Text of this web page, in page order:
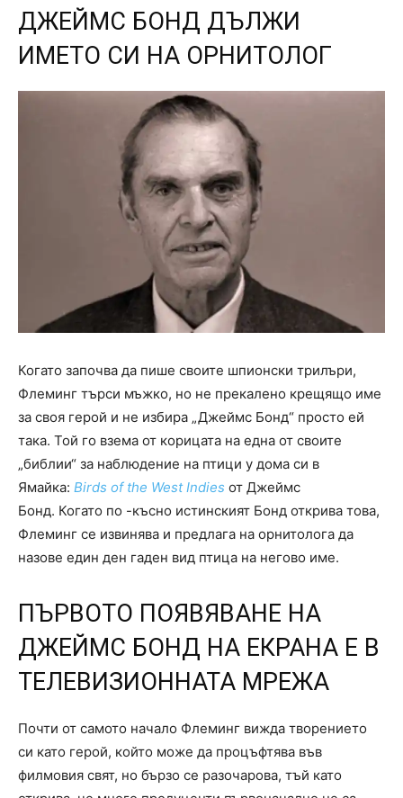
ДЖЕЙМС БОНД ДЪЛЖИ
ИМЕТО СИ НА ОРНИТОЛОГ
Когато започва да пише своите шпионски трилъри,
Флеминг търси мъжко, но не прекалено крещящо име
за своя герой и не избира „Джеймс Бонд“ просто ей
така. Той го взема от корицата на една от своите
„библии“ за наблюдение на птици у дома си в
Ямайка: Birds of the West Indies от Джеймс
Бонд. Когато по -късно истинският Бонд открива това,
Флеминг се извинява и предлага на орнитолога да
назове един ден гаден вид птица на негово име.
ПЪРВОТО ПОЯВЯВАНЕ НА
ДЖЕЙМС БОНД НА ЕКРАНА Е В
ТЕЛЕВИЗИОННАТА МРЕЖА
Почти от самото начало Флеминг вижда творението
си като герой, който може да процъфтява във
филмовия свят, но бързо се разочарова, тъй като